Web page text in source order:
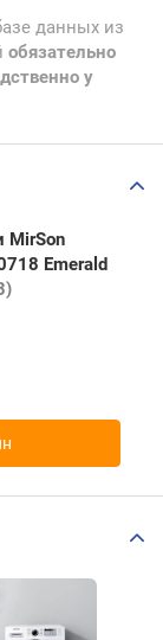
данных из
обязательно
у
MirSon
Emerald